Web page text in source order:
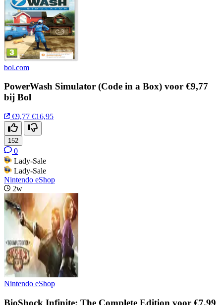
bol.com
PowerWash Simulator (Code in a Box) voor €9,77
bij Bol
€9,77 €16,95
152
0
Lady-Sale
Lady-Sale
Nintendo eShop
2w
Nintendo eShop
BioShock Infinite: The Complete Edition voor €7,99